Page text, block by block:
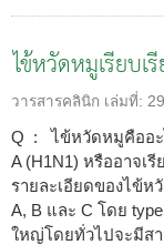
ไข้หวัดหมูเรียบ
วารสารคลินิก เล่มที่:
Q : ไข้หวัดหมูคืออะ
A (H1N1) หรืออาจเรี
รายละเอียดของไข้
A, B และ C โดย
ใหญ่โดยทั่วไปจะมีส